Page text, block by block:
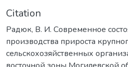
Citation
Радюк, В. И. Современное
производства прироста
сельскохозяйственных